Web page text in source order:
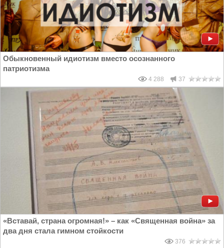
Обыкновенный идиотизм вместо осознанного
патриотизма
4 288 37
«Вставай, страна огромная!» – как «Священная война» за
два дня стала гимном стойкости
376